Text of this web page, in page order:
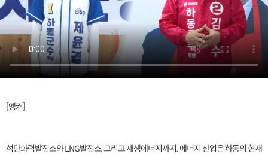
[앵커]
석탄화력발전소와 LNG발전소, 그리고 재생에너지까지. 에너지 산업은 하동의 현재